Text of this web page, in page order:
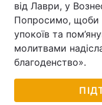
Послуги
від Лаври, у
Попросимо, щоби
упокоїв та
молитвами
благоденство».